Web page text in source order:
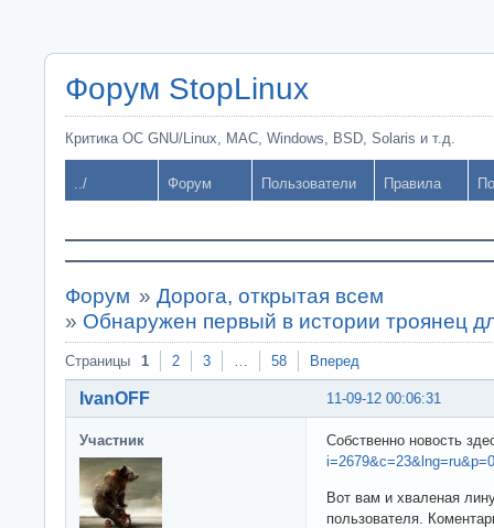
Форум StopLinux
Критика ОС GNU/Linux, MAC, Windows, BSD, Solaris и т.д.
../ Форум Пользователи Правила
Форум » Дорога, открытая всем
» Обнаружен первый в истории троянец
Страницы 1 2 3 … 58 Вперед
11-09-12 00:06:31
IvanOFF
Участник
Собственно новость
i=2679&c=23&lng=ru&p=0
Вот вам и хваленая
пользователя.